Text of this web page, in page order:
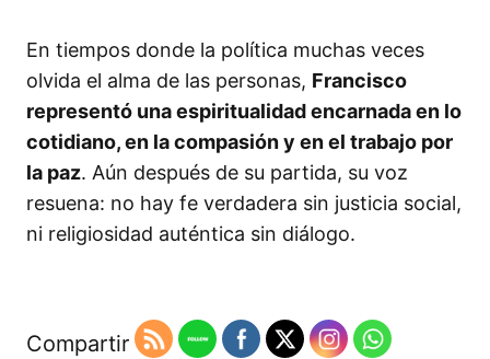
En tiempos donde la política muchas veces
olvida el alma de las personas, Francisco
representó una espiritualidad encarnada en lo
cotidiano, en la compasión y en el trabajo por
la paz. Aún después de su partida, su voz
resuena: no hay fe verdadera sin justicia social,
ni religiosidad auténtica sin diálogo.
Compartir